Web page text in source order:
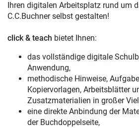
Ihren digitalen Arbeitsplatz rund um
C.C.Buchner selbst gestalten!
click & teach bietet Ihnen:
das vollständige digitale
Anwendung,
methodische Hinweise,
Kopiervorlagen, Arbeitsblätter
Zusatzmaterialien in großer
eine direkte Anbindung der
der Buchdoppelseite,